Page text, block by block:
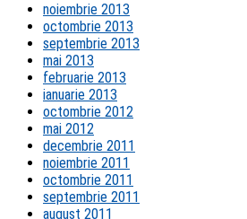
noiembrie 2013
octombrie 2013
septembrie 2013
mai 2013
februarie 2013
ianuarie 2013
octombrie 2012
mai 2012
decembrie 2011
noiembrie 2011
octombrie 2011
septembrie 2011
august 2011